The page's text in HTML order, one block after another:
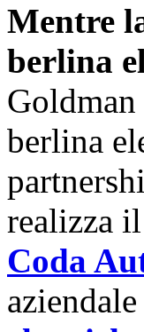
Mentre
berlina
Goldman
berlina
realizza
Coda